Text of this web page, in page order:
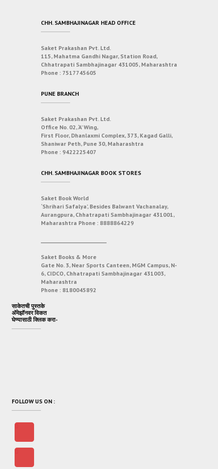
CHH. SAMBHAJINAGAR HEAD OFFICE
Saket Prakashan Pvt. Ltd.
115, Mahatma Gandhi Nagar, Station Road,
Chhatrapati Sambhajinagar 431005, Maharashtra
Phone : 7517745605
PUNE BRANCH
Saket Prakashan Pvt. Ltd.
Office No. 02, ‘A’ Wing,
First Floor, Dhanlaxmi Complex, 373, Kagad Galli,
Shaniwar Peth, Pune 30, Maharashtra
Phone : 9422225407
CHH. SAMBHAJINAGAR BOOK STORES
Saket Book World
‘Shrihari Safalya’, Besides Balwant Vachanalay,
Aurangpura, Chhatrapati Sambhajinagar 431001,
Maharashtra Phone : 8888864229
Saket Books & More
Gate No. 3, Near Sports Canteen, MGM Campus, N-
6, CIDCO, Chhatrapati Sambhajinagar 431003,
Maharashtra
Phone : 8180045892
साकेतची पुस्तके
अ‍ॅमेझॉनवर विकत
घेण्यासाठी क्लिक करा-
FOLLOW US ON :